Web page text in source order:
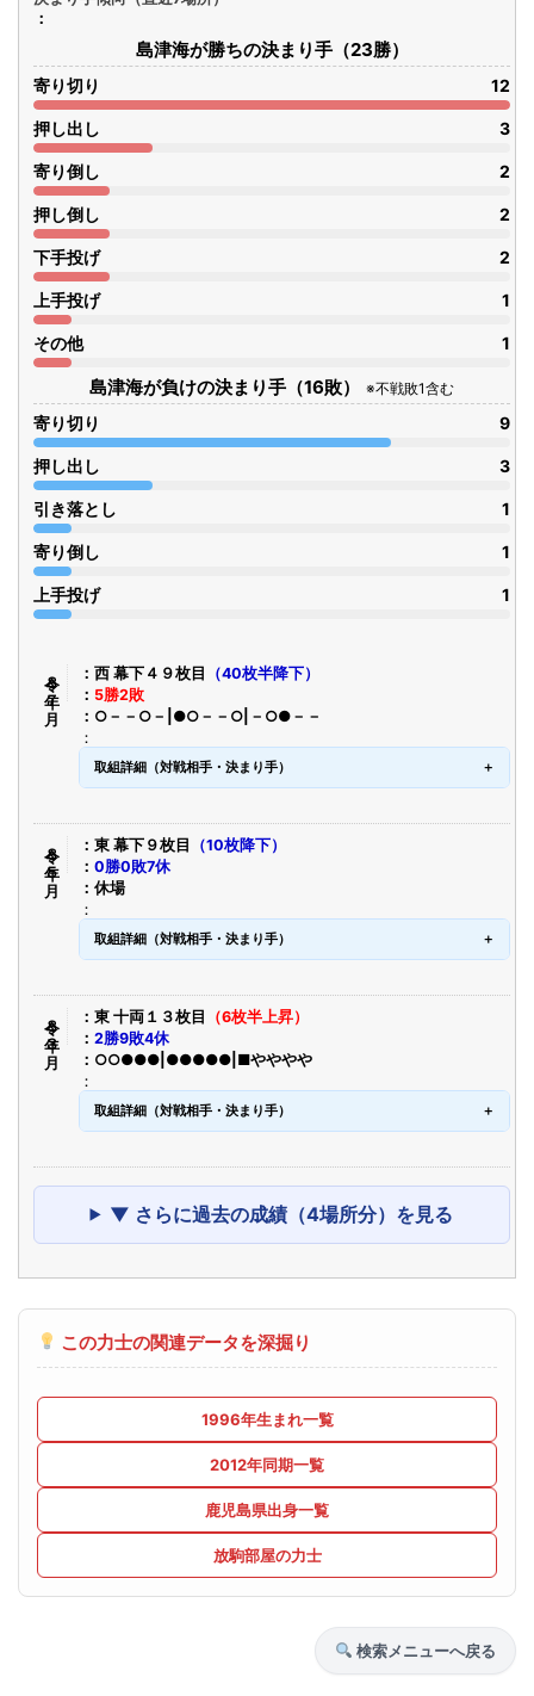
島津海が勝ちの決まり手（23勝）
寄り切り 12
押し出し 3
寄り倒し 2
押し倒し 2
下手投げ 2
上手投げ 1
その他 1
島津海が負けの決まり手（16敗） ※不戦敗1含む
寄り切り 9
押し出し 3
引き落とし 1
寄り倒し 1
上手投げ 1
令８年７月 西 幕下４９枚目
（40枚半降下）
5勝2敗
○－－○－|●○－－○|－○●－－
取組詳細（対戦相手・決まり手）
令８年５月 東 幕下９枚目
（10枚降下）
0勝0敗7休
休場
取組詳細（対戦相手・決まり手）
令８年３月 東 十両１３枚目
（6枚半上昇）
2勝9敗4休
○○●●●|●●●●●|■やややや
取組詳細（対戦相手・決まり手）
▼ さらに過去の成績（4場所分）を見る
この力士の関連データを深掘り
1996年生まれ一覧
2012年同期一覧
鹿児島県出身一覧
放駒部屋の力士
検索メニューへ戻る